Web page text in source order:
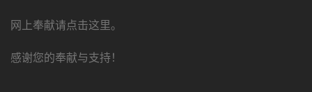
网上奉献请点击这里。
感谢您的奉献与支持！